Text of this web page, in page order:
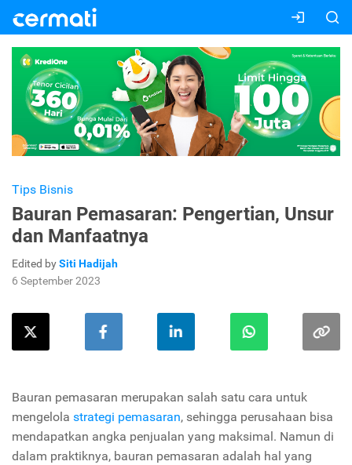
Tips Bisnis
Bauran Pemasaran: Pengertian, Unsur
dan Manfaatnya
Edited bySiti Hadijah
6 September 2023
Bauran pemasaran merupakan salah satu cara untuk
mengelola strategi pemasaran, sehingga perusahaan bisa
mendapatkan angka penjualan yang maksimal. Namun di
dalam praktiknya, bauran pemasaran adalah hal yang